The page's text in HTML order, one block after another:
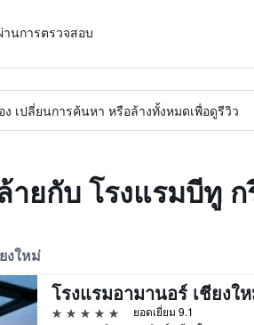
นการตรวจสอบ
เปลี่ยนการค้นหา หรือล้างทั้งหมดเพื่อดูรีวิว
ายกับ โรงแรมบีทู
งใหม่
โรงแรมอามานอร์ เชียงใ
5 ดาว
ยอดเยี่ยม 9.1